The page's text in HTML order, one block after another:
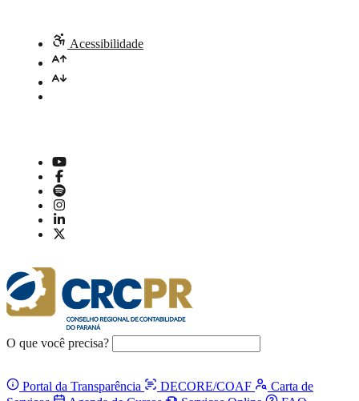
Acessibilidade
O que você precisa?
Portal da Transparência DECORE/COAF
Carta de